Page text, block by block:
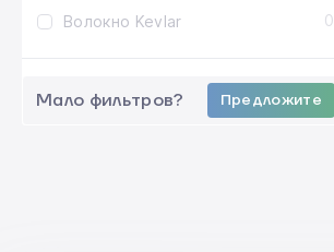
Волокно Kevlar 0
Мало фильтров? Предложите